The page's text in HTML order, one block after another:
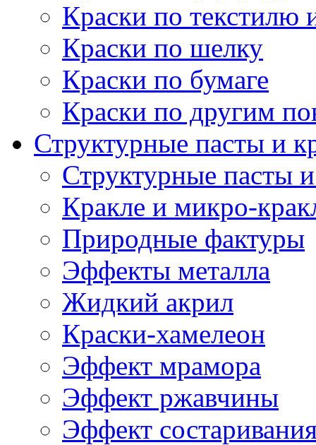
Краски по текстилю
Краски по шелку
Краски по бумаге
Краски по другим
Структурные пасты и
Структурные пасты
Кракле и микро-
Природные фактуры
Эффекты металла
Жидкий акрил
Краски-хамелеон
Эффект мрамора
Эффект ржавчины
Эффект